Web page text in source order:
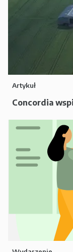
Artykuł
Concordia